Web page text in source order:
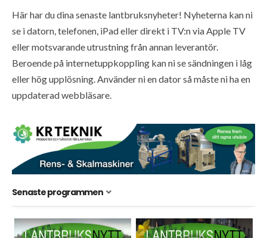
Här har du dina senaste lantbruksnyheter! Nyheterna kan ni
se i datorn, telefonen, iPad eller direkt i TV:n via Apple TV
eller motsvarande utrustning från annan leverantör.
Beroende på internetuppkoppling kan ni se sändningen i låg
eller hög upplösning. Använder ni en dator så måste ni ha en
uppdaterad webbläsare.
Senaste programmen